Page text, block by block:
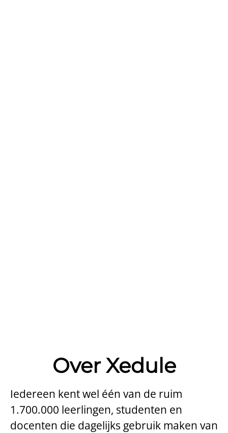
Over Xedule
Iedereen kent wel één van de ruim
1.700.000 leerlingen, studenten en
docenten die dagelijks gebruik maken van